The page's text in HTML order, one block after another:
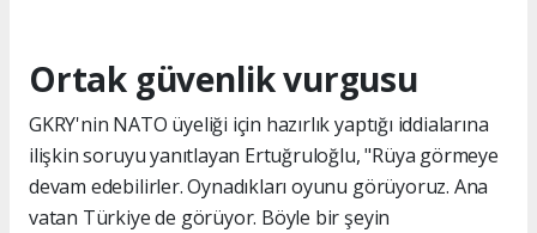
Ortak güvenlik vurgusu
GKRY'nin NATO üyeliği için hazırlık yaptığı iddialarına
ilişkin soruyu yanıtlayan Ertuğruloğlu, "Rüya görmeye
devam edebilirler. Oynadıkları oyunu görüyoruz. Ana
vatan Türkiye de görüyor. Böyle bir şeyin